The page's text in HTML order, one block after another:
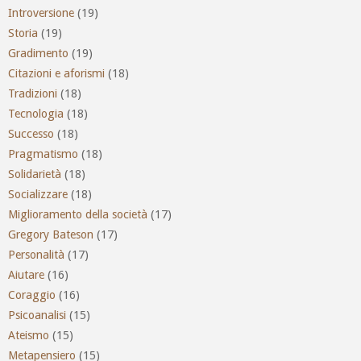
Introversione (19)
Storia (19)
Gradimento (19)
Citazioni e aforismi (18)
Tradizioni (18)
Tecnologia (18)
Successo (18)
Pragmatismo (18)
Solidarietà (18)
Socializzare (18)
Miglioramento della società (17)
Gregory Bateson (17)
Personalità (17)
Aiutare (16)
Coraggio (16)
Psicoanalisi (15)
Ateismo (15)
Metapensiero (15)